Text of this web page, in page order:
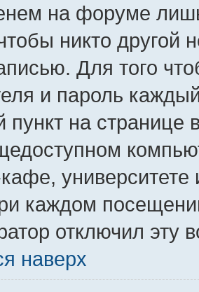
на форуме
никто другой
Для того
и пароль
пункт на
университете
каждом
отключил эту
наверх